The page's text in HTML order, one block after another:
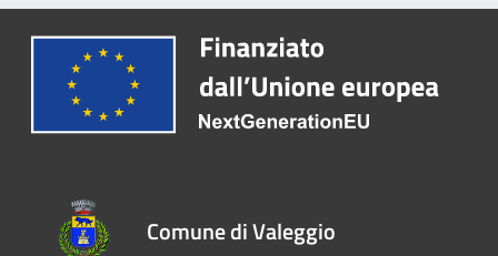
Comune di Valeggio